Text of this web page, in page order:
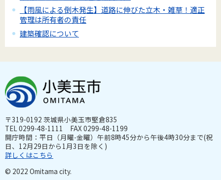
【雨風による倒木発生】道路に伸びた立木・雑草！適正
管理は所有者の責任
建築確認について
〒319-0192 茨城県小美玉市堅倉835
TEL 0299-48-1111 FAX 0299-48-1199
開庁時間：平日（月曜-金曜）午前8時45分から午後4時30分まで(祝
日、12月29日から1月3日を除く)
詳しくはこちら
© 2022 Omitama city.